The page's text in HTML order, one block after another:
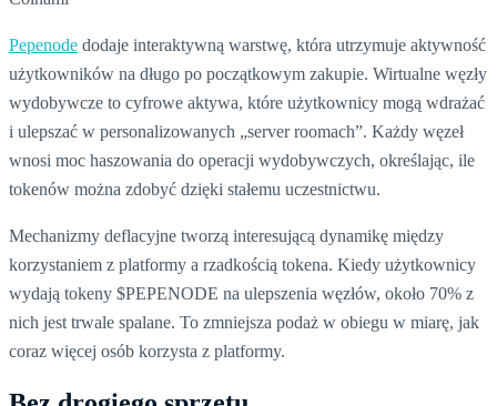
Pepenode dodaje interaktywną warstwę, która utrzymuje aktywność
użytkowników na długo po początkowym zakupie. Wirtualne węzły
wydobywcze to cyfrowe aktywa, które użytkownicy mogą wdrażać
i ulepszać w personalizowanych „server roomach”. Każdy węzeł
wnosi moc haszowania do operacji wydobywczych, określając, ile
tokenów można zdobyć dzięki stałemu uczestnictwu.
Mechanizmy deflacyjne tworzą interesującą dynamikę między
korzystaniem z platformy a rzadkością tokena. Kiedy użytkownicy
wydają tokeny $PEPENODE na ulepszenia węzłów, około 70% z
nich jest trwale spalane. To zmniejsza podaż w obiegu w miarę, jak
coraz więcej osób korzysta z platformy.